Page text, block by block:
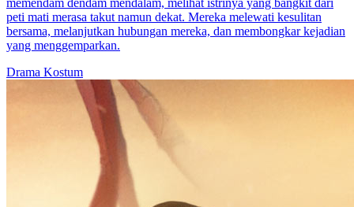
peti mati merasa takut namun dekat. Mereka melewati kesulitan
bersama, melanjutkan hubungan mereka, dan membongkar kejadian
yang menggemparkan.
Drama Kostum